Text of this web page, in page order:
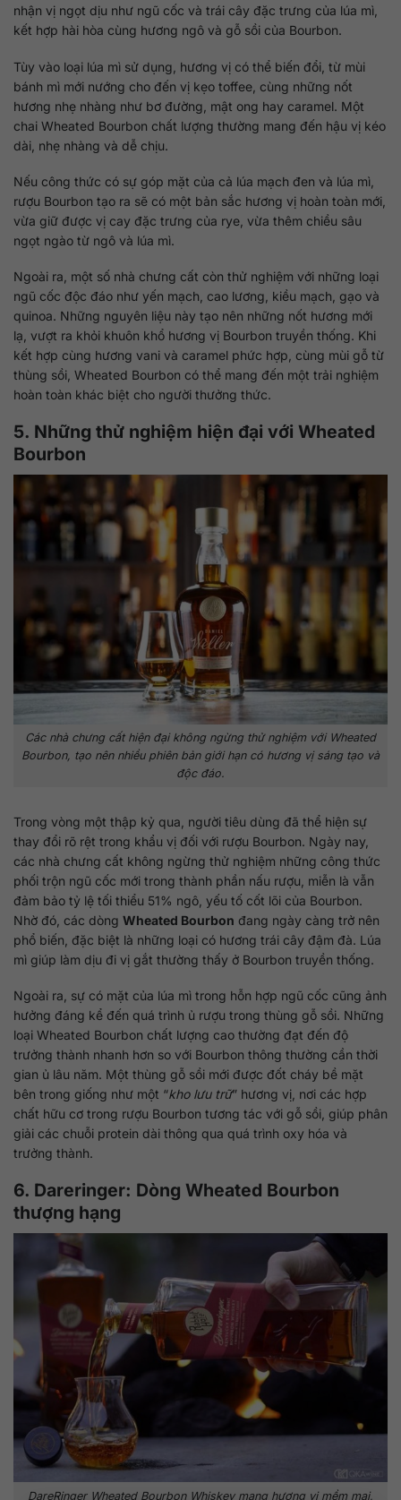
nhận vị ngọt dịu như ngũ cốc và trái cây đặc trưng của lúa mì,
kết hợp hài hòa cùng hương ngô và gỗ sồi của Bourbon.
Tùy vào loại lúa mì sử dụng, hương vị có thể biến đổi, từ mùi
bánh mì mới nướng cho đến vị kẹo toffee, cùng những nốt
hương nhẹ nhàng như bơ đường, mật ong hay caramel. Một
chai Wheated Bourbon chất lượng thường mang đến hậu vị kéo
dài, nhẹ nhàng và dễ chịu.
Nếu công thức có sự góp mặt của cả lúa mạch đen và lúa mì,
rượu Bourbon tạo ra sẽ có một bản sắc hương vị hoàn toàn mới,
vừa giữ được vị cay đặc trưng của rye, vừa thêm chiều sâu
ngọt ngào từ ngô và lúa mì.
Ngoài ra, một số nhà chưng cất còn thử nghiệm với những loại
ngũ cốc độc đáo như yến mạch, cao lương, kiều mạch, gạo và
quinoa. Những nguyên liệu này tạo nên những nốt hương mới
lạ, vượt ra khỏi khuôn khổ hương vị Bourbon truyền thống. Khi
kết hợp cùng hương vani và caramel phức hợp, cùng mùi gỗ từ
thùng sồi, Wheated Bourbon có thể mang đến một trải nghiệm
hoàn toàn khác biệt cho người thưởng thức.
5. Những thử nghiệm hiện đại với Wheated
Bourbon
Các nhà chưng cất hiện đại không ngừng thử nghiệm với Wheated
Bourbon, tạo nên nhiều phiên bản giới hạn có hương vị sáng tạo và
độc đáo.
Trong vòng một thập kỷ qua, người tiêu dùng đã thể hiện sự
thay đổi rõ rệt trong khẩu vị đối với rượu Bourbon. Ngày nay,
các nhà chưng cất không ngừng thử nghiệm những công thức
phối trộn ngũ cốc mới trong thành phần nấu rượu, miễn là vẫn
đảm bảo tỷ lệ tối thiểu 51% ngô, yếu tố cốt lõi của Bourbon.
Nhờ đó, các dòng Wheated Bourbon đang ngày càng trở nên
phổ biến, đặc biệt là những loại có hương trái cây đậm đà. Lúa
mì giúp làm dịu đi vị gắt thường thấy ở Bourbon truyền thống.
Ngoài ra, sự có mặt của lúa mì trong hỗn hợp ngũ cốc cũng ảnh
hưởng đáng kể đến quá trình ủ rượu trong thùng gỗ sồi. Những
loại Wheated Bourbon chất lượng cao thường đạt đến độ
trưởng thành nhanh hơn so với Bourbon thông thường cần thời
gian ủ lâu năm. Một thùng gỗ sồi mới được đốt cháy bề mặt
bên trong giống như một “kho lưu trữ” hương vị, nơi các hợp
chất hữu cơ trong rượu Bourbon tương tác với gỗ sồi, giúp phân
giải các chuỗi protein dài thông qua quá trình oxy hóa và
trưởng thành.
6. Dareringer: Dòng Wheated Bourbon
thượng hạng
DareRinger Wheated Bourbon Whiskey mang hương vị mềm mại,